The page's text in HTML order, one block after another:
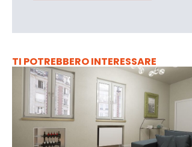
TI POTREBBERO INTERESSARE